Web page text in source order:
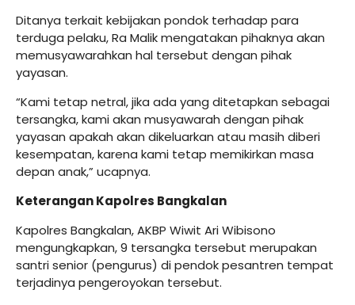
Ditanya terkait kebijakan pondok terhadap para
terduga pelaku, Ra Malik mengatakan pihaknya akan
memusyawarahkan hal tersebut dengan pihak
yayasan.
“Kami tetap netral, jika ada yang ditetapkan sebagai
tersangka, kami akan musyawarah dengan pihak
yayasan apakah akan dikeluarkan atau masih diberi
kesempatan, karena kami tetap memikirkan masa
depan anak,” ucapnya.
Keterangan Kapolres Bangkalan
Kapolres Bangkalan, AKBP Wiwit Ari Wibisono
mengungkapkan, 9 tersangka tersebut merupakan
santri senior (pengurus) di pendok pesantren tempat
terjadinya pengeroyokan tersebut.